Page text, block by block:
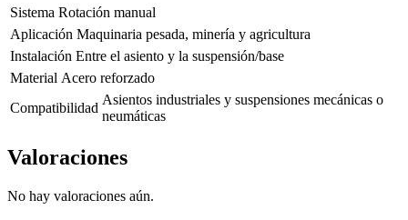
Sistema Rotación manual
Aplicación Maquinaria pesada, minería y agricultura
Instalación Entre el asiento y la suspensión/base
Material Acero reforzado
Compatibilidad
Asientos industriales y suspensiones mecánicas o
neumáticas
Valoraciones
No hay valoraciones aún.